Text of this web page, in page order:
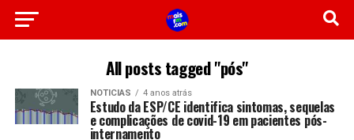
All posts tagged "pós"
NOTICIAS 4 anos atrás
Estudo da ESP/CE identifica sintomas, sequelas
e complicações de covid-19 em pacientes pós-
internamento